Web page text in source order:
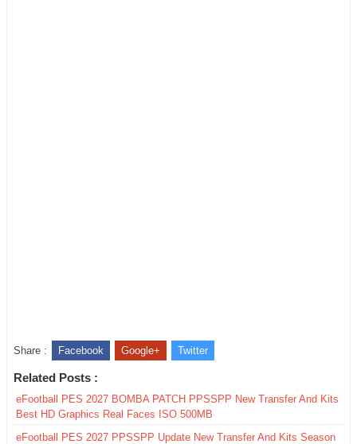
Share : Facebook Google+ Twitter
Related Posts :
eFootball PES 2027 BOMBA PATCH PPSSPP New Transfer And Kits
Best HD Graphics Real Faces ISO 500MB
eFootball PES 2027 PPSSPP Update New Transfer And Kits Season